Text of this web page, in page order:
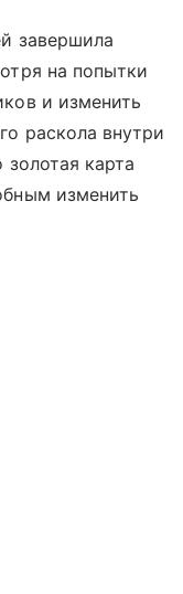
завершила
на попытки
и изменить
раскола внутри
карта
изменить